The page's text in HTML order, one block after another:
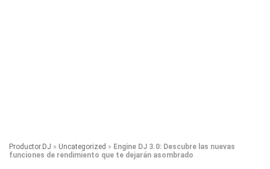
Productor.DJ » Uncategorized » Engine DJ 3.0: Descubre las nuevas
funciones de rendimiento que te dejarán asombrado